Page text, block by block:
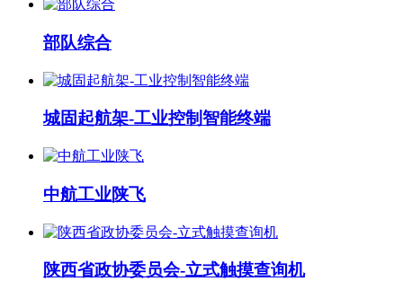
部队综合
城固起航架-工业控制智能终端
中航工业陕飞
陕西省政协委员会-立式触摸查询机